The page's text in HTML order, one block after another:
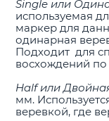
Single или
используемая
маркер для
одинарная
Подходит для
восхождений
Half или
мм.
веревкой, где